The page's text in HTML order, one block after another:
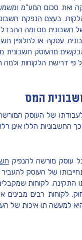
ואת סכום המע"מ
בעצם הנפקת
מס ומה ההבדל
עסקה או לחלופין
מהעוסק חשבונית
פי דרישת הלקוחות
המס
של העוסק
החשבוניות הללו אינן
עוסק מורשה להנפיק
של העוסק
התקינה. לקוחות
לקוחות רבים
למעשה תו איכות של